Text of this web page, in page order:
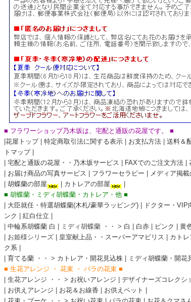
■ フラワーショップ乃木坂は、宅配と通販の花屋です。 ■
花屋トップ| 特定商取引法に関する表示 お支払方法 送料＆
トマップ|
宅配と通販の花屋・・乃木坂サービス FAXでのご注文方法
お届け商品の写真サービス フラワーセラピー メディア掲
胡蝶蘭の部屋 カトレアの部屋
■ 胡蝶蘭・ミディ胡蝶蘭・カトレア・他 ■
大臣就任・特選胡蝶蘭(木札/豪華ラッピング) ドクター・VIP
ンク
紅白仕立
中輪系胡蝶蘭 白 | ミディ胡蝶蘭 ・・ > 白 白赤 ピンク 黄
| お姫様シリーズ | 皇室献上品・・スーパーアマビリス カトレ
ク系
育てる蘭 ・・ > カトレア・開花見込株 ミディ胡蝶蘭・開花
■ 生花アレンジ ・ 花束 ・ バラの花束 ■
生花アレンジ ・・ > お祝いアレンジ デザイナーズコレクシ
お供えアレンジ お花＆お線香 お供えペット